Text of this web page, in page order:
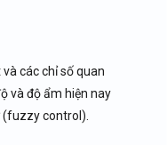
các chỉ số quan
và độ ẩm hiện nay
(fuzzy control).